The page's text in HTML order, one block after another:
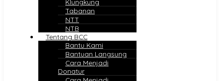
Klungkung
Tabanan
NTT
NTB
Tentang BCC
Bantu Kami
Bantuan Langsung
Cara Menjadi
Donatur